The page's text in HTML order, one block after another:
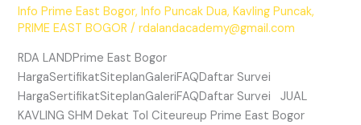
Info Prime East Bogor,Info Puncak Dua,Kavling Puncak,
PRIME EAST BOGOR /rdalandacademy@gmail.com
RDA LANDPrime East Bogor
HargaSertifikatSiteplanGaleriFAQDaftar Survei
HargaSertifikatSiteplanGaleriFAQDaftar Survei JUAL
KAVLING SHM Dekat Tol Citeureup Prime East Bogor